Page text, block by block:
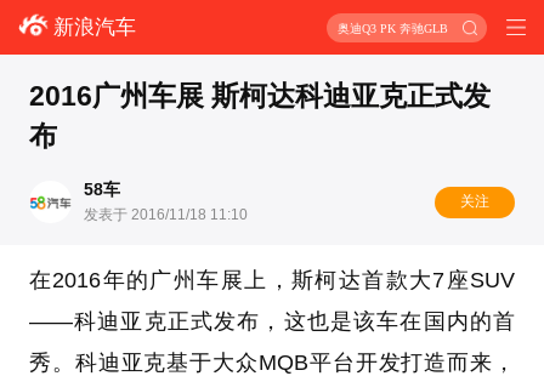
新浪汽车 奥迪Q3 PK 奔驰GLB
2016广州车展 斯柯达科迪亚克正式发
布
58车
发表于 2016/11/18 11:10
关注
在2016年的广州车展上，斯柯达首款大7座SUV
——科迪亚克正式发布，这也是该车在国内的首
秀。科迪亚克基于大众MQB平台开发打造而来，